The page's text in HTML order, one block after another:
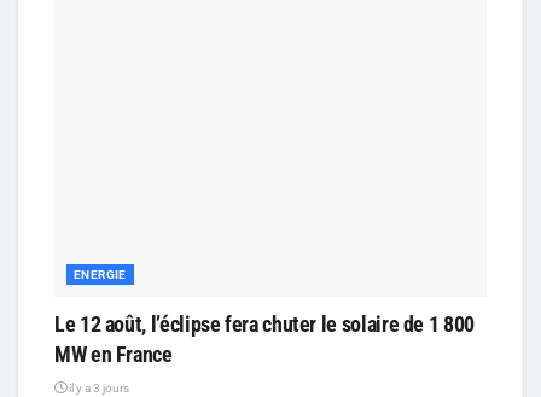
ENERGIE
Le 12 août, l’éclipse fera chuter le solaire de 1 800
MW en France
il y a 3 jours